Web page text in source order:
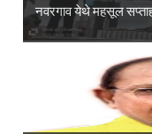
नवरगाव येथे महसूल